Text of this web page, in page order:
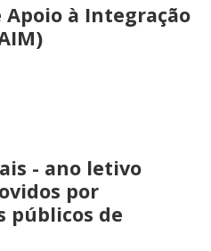
Apoio à Integração
- ano letivo
por
públicos de